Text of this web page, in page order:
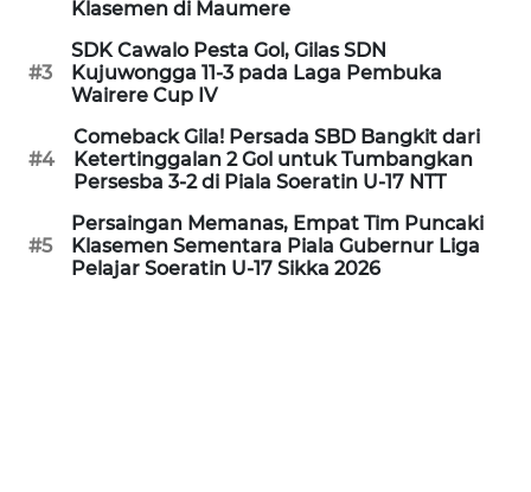
Klasemen di Maumere
#3
SDK Cawalo Pesta Gol, Gilas SDN
Kujuwongga 11-3 pada Laga Pembuka
Wairere Cup IV
#4
Comeback Gila! Persada SBD Bangkit dari
Ketertinggalan 2 Gol untuk Tumbangkan
Persesba 3-2 di Piala Soeratin U-17 NTT
#5
Persaingan Memanas, Empat Tim Puncaki
Klasemen Sementara Piala Gubernur Liga
Pelajar Soeratin U-17 Sikka 2026
WN
PURWAKARTA
WN
PRIANGAN
TIMUR
WN
SEMARANG